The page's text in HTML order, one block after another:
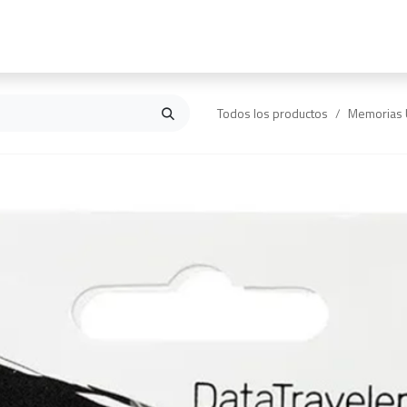
Todos los productos Memorias